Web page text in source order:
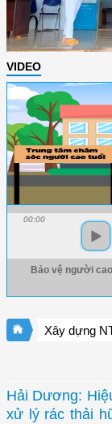
VIDEO
00:00
Bảo vệ người
Xây dựng
Hải Dương:
xử lý rác thải